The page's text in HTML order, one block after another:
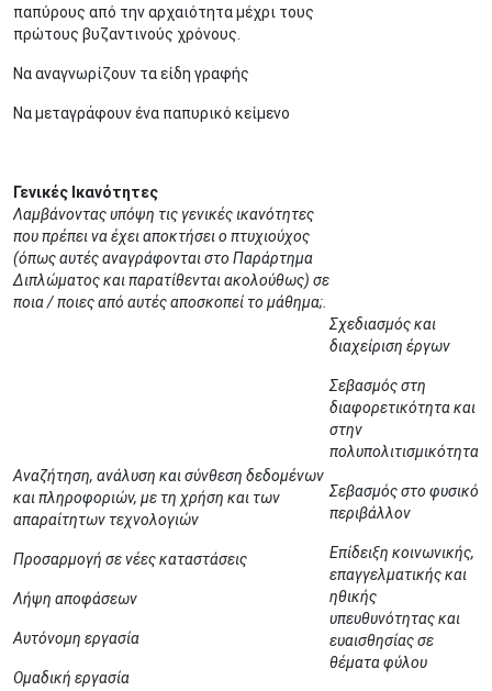
παπύρους από την αρχαιότητα μέχρι τους
πρώτους βυζαντινούς χρόνους.
Να αναγνωρίζουν τα είδη γραφής
Να μεταγράφουν ένα παπυρικό κείμενο
Γενικές Ικανότητες
Λαμβάνοντας υπόψη τις γενικές ικανότητες
που πρέπει να έχει αποκτήσει ο πτυχιούχος
(όπως αυτές αναγράφονται στο Παράρτημα
Διπλώματος και παρατίθενται ακολούθως) σε
ποια / ποιες από αυτές αποσκοπεί το μάθημα;.
Αναζήτηση, ανάλυση και σύνθεση δεδομένων
και πληροφοριών, με τη χρήση και των
απαραίτητων τεχνολογιών
Προσαρμογή σε νέες καταστάσεις
Λήψη αποφάσεων
Αυτόνομη εργασία
Ομαδική εργασία
Σχεδιασμός και
διαχείριση έργων
Σεβασμός στη
διαφορετικότητα και
στην
πολυπολιτισμικότητα
Σεβασμός στο φυσικό
περιβάλλον
Επίδειξη κοινωνικής,
επαγγελματικής και
ηθικής
υπευθυνότητας και
ευαισθησίας σε
θέματα φύλου